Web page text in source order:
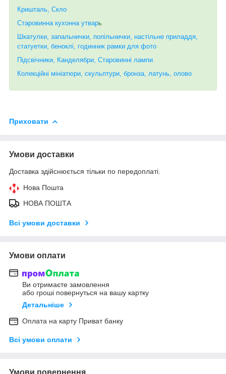
Кришталь, Скло
Старовинна кухонна утварь
Шкатулки, запальнички, попільнички, настільне приладдя,
статуетки, беноклі, годинник рамки для фото
Підсвічники, Канделябри, Старовинні лампи
Колекційні мініатюри, скульптури, бронза, латунь, олово
Приховати
Умови доставки
Доставка здійснюється тільки по передоплаті.
Нова Пошта
НОВА ПОШТА
Всі умови доставки
Умови оплати
Ви отримаєте замовлення
або гроші повернуться на вашу картку
Детальніше
Оплата на карту Приват банку
Всі умови оплати